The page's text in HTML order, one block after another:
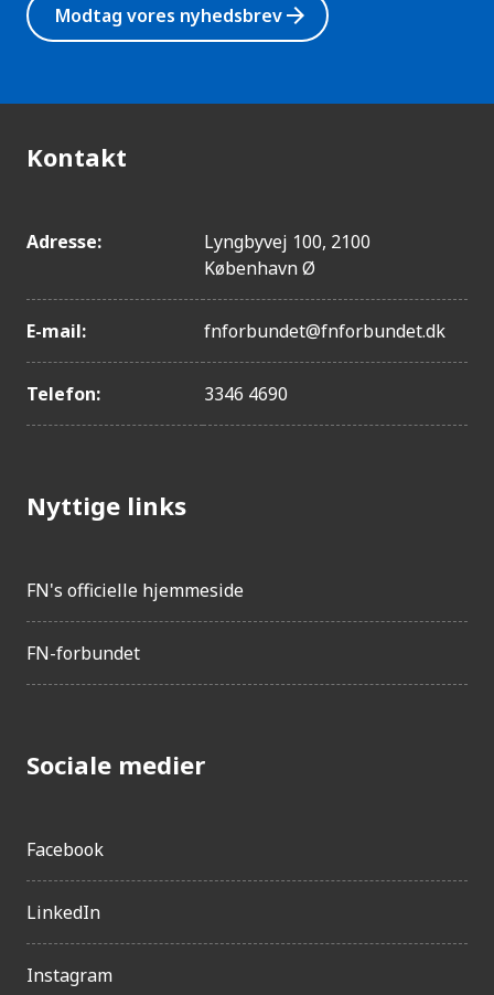
Modtag vores nyhedsbrevarrow_forward
Kontakt
Adresse:
Lyngbyvej 100, 2100
København Ø
E-mail: fnforbundet@fnforbundet.dk
Telefon: 3346 4690
Nyttige links
FN's officielle hjemmeside
FN-forbundet
Sociale medier
Facebook
LinkedIn
Instagram